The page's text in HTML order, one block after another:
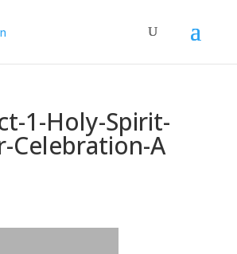
1-Holy-Spirit-
Celebration-A